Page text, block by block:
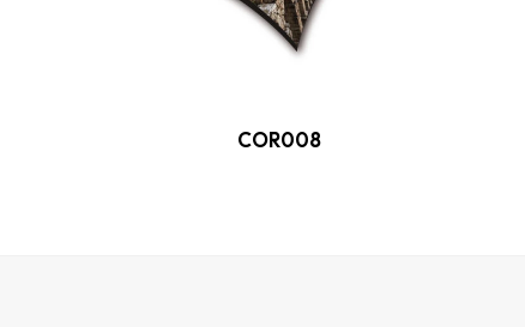
COR008